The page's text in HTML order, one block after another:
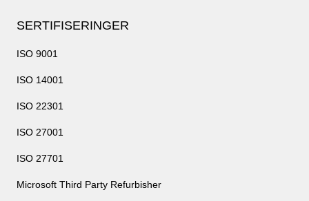
SERTIFISERINGER
ISO 9001
ISO 14001
ISO 22301
ISO 27001
ISO 27701
Microsoft Third Party Refurbisher